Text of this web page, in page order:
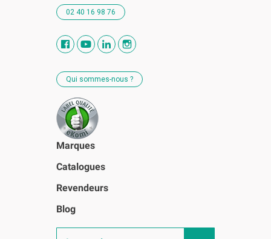
02 40 16 98 76
Qui sommes-nous ?
Marques
Catalogues
Revendeurs
Blog